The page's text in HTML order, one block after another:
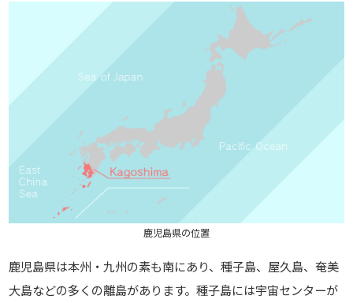
鹿児島県の位置
鹿児島県は本州・九州の素も南にあり、種子島、屋久島、奄美
大島などの多くの離島があります。種子島には宇宙センターが